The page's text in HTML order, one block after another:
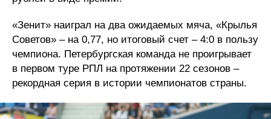
«Зенит» наиграл на два ожидаемых мяча, «Крылья
Советов» – на 0,77, но итоговый счет – 4:0 в пользу
чемпиона. Петербургская команда не проигрывает
в первом туре РПЛ на протяжении 22 сезонов –
рекордная серия в истории чемпионатов страны.